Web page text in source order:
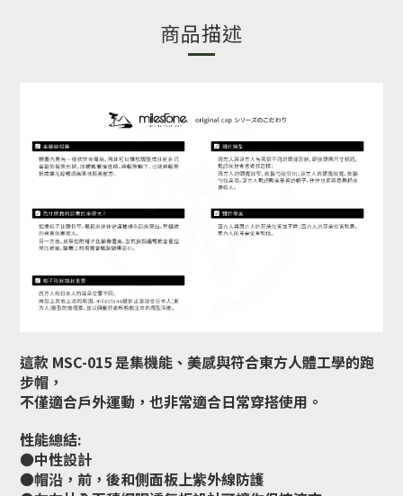
商品描述
這款 MSC-015 是集機能、美感與符合東方人體工學的跑
步帽，
不僅適合戶外運動，也非常適合日常穿搭使用。
性能總結:
●中性設計
●帽沿，前，後和側面板上紫外線防護